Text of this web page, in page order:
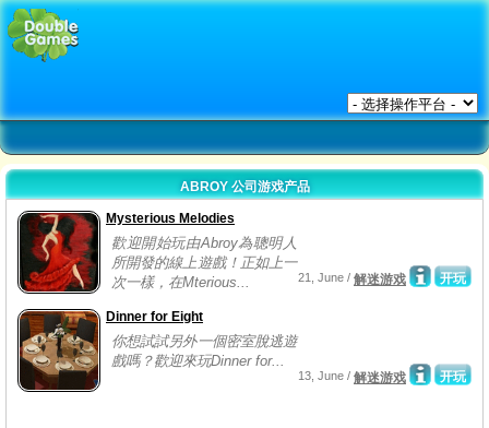
ABROY 公司游戏产品
Mysterious Melodies
歡迎開始玩由Abroy為聰明人
所開發的線上遊戲！正如上一
次一樣，在Mterious...
开玩
21, June / 解迷游戏
Dinner for Eight
你想試試另外一個密室脫逃遊
戲嗎？歡迎來玩Dinner for...
开玩
13, June / 解迷游戏